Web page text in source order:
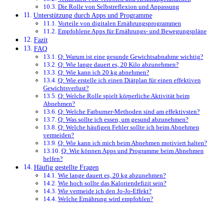
Die Rolle von Selbstreflexion und Anpassung
Unterstützung durch Apps und Programme
Vorteile von digitalen Ernährungsprogrammen
Empfohlene Apps für Ernährungs- und Bewegungspläne
Fazit
FAQ
Q: Warum ist eine gesunde Gewichtsabnahme wichtig?
Q: Wie lange dauert es, 20 Kilo abzunehmen?
Q: Wie kann ich 20 kg abnehmen?
Q: Wie erstelle ich einen Diätplan für einen effektiven
Gewichtsverlust?
Q: Welche Rolle spielt körperliche Aktivität beim
Abnehmen?
Q: Welche Fatburner-Methoden sind am effektivsten?
Q: Was sollte ich essen, um gesund abzunehmen?
Q: Welche häufigen Fehler sollte ich beim Abnehmen
vermeiden?
Q: Wie kann ich mich beim Abnehmen motiviert halten?
Q: Wie können Apps und Programme beim Abnehmen
helfen?
Häufig gestellte Fragen
Wie lange dauert es, 20 kg abzunehmen?
Wie hoch sollte das Kaloriendefizit sein?
Wie vermeide ich den Jo-Jo-Effekt?
Welche Ernährung wird empfohlen?